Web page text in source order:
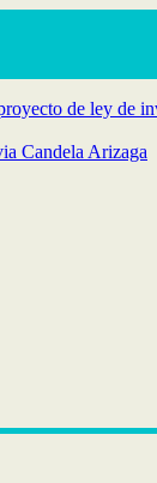
de ley de
Candela Arizaga